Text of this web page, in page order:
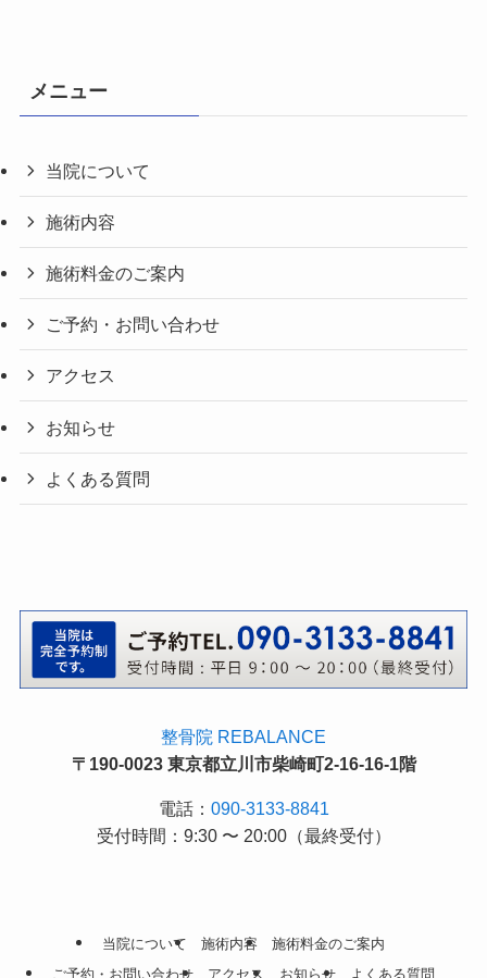
メニュー
当院について
施術内容
施術料金のご案内
ご予約・お問い合わせ
アクセス
お知らせ
よくある質問
整骨院 REBALANCE
〒190-0023 東京都立川市柴崎町2-16-16-1階
電話： 090-3133-8841
受付時間：9:30 〜 20:00（最終受付）
当院について 施術内容
施術料金のご案内
ご予約・お問い合わせ
アクセス お知らせ よくある質問